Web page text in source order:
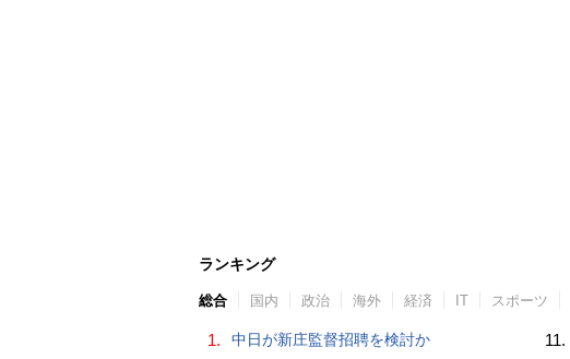
ランキング
総合 国内 政治 海外 経済 IT スポーツ
1. 中日が新庄監督招聘を検討か 11.